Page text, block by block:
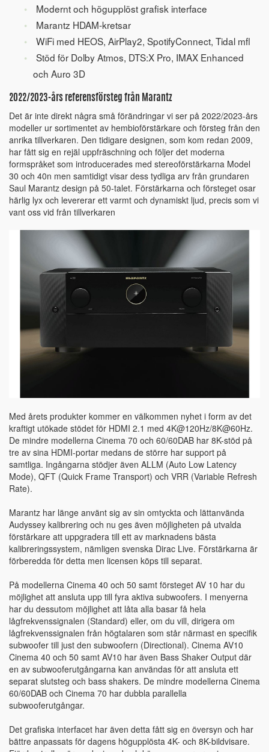
Modernt och högupplöst grafisk interface
Marantz HDAM-kretsar
WiFi med HEOS, AirPlay2, SpotifyConnect, Tidal mfl
Stöd för Dolby Atmos, DTS:X Pro, IMAX Enhanced
och Auro 3D
2022/2023-års referensförsteg från Marantz
Det är inte direkt några små förändringar vi ser på 2022/2023-års
modeller ur sortimentet av hembioförstärkare och försteg från den
anrika tillverkaren. Den tidigare designen, som kom redan 2009,
har fått sig en rejäl uppfräschning och följer det moderna
formspråket som introducerades med stereoförstärkarna Model
30 och 40n men samtidigt visar dess tydliga arv från grundaren
Saul Marantz design på 50-talet. Förstärkarna och försteget osar
härlig lyx och levererar ett varmt och dynamiskt ljud, precis som vi
vant oss vid från tillverkaren
Med årets produkter kommer en välkommen nyhet i form av det
kraftigt utökade stödet för HDMI 2.1 med 4K@120Hz/8K@60Hz.
De mindre modellerna Cinema 70 och 60/60DAB har 8K-stöd på
tre av sina HDMI-portar medans de större har support på
samtliga. Ingångarna stödjer även ALLM (Auto Low Latency
Mode), QFT (Quick Frame Transport) och VRR (Variable Refresh
Rate).
Marantz har länge använt sig av sin omtyckta och lättanvända
Audyssey kalibrering och nu ges även möjligheten på utvalda
förstärkare att uppgradera till ett av marknadens bästa
kalibreringssystem, nämligen svenska Dirac Live. Förstärkarna är
förberedda för detta men licensen köps till separat.
På modellerna Cinema 40 och 50 samt försteget AV 10 har du
möjlighet att ansluta upp till fyra aktiva subwoofers. I menyerna
har du dessutom möjlighet att låta alla basar få hela
lågfrekvenssignalen (Standard) eller, om du vill, dirigera om
lågfrekvenssignalen från högtalaren som står närmast en specifik
subwoofer till just den subwoofern (Directional). Cinema AV10
Cinema 40 och 50 samt AV10 har även Bass Shaker Output där
en av subwooferutgångarna kan användas för att ansluta ett
separat slutsteg och bass shakers. De mindre modellerna Cinema
60/60DAB och Cinema 70 har dubbla parallella
subwooferutgångar.
Det grafiska interfacet har även detta fått sig en översyn och har
bättre anpassats för dagens högupplösta 4K- och 8K-bildvisare.